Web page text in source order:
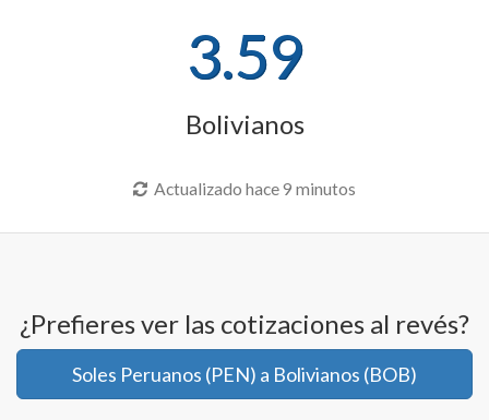
3.59
Bolivianos
Actualizado hace 9 minutos
¿Prefieres ver las cotizaciones al revés?
Soles Peruanos (PEN) a Bolivianos (BOB)